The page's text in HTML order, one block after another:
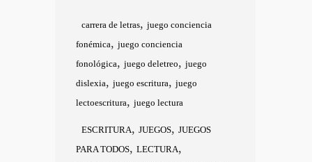
carrera de letras, juego conciencia
fonémica, juego conciencia
fonológica, juego deletreo, juego
dislexia, juego escritura, juego
lectoescritura, juego lectura
ESCRITURA, JUEGOS, JUEGOS
PARA TODOS, LECTURA,